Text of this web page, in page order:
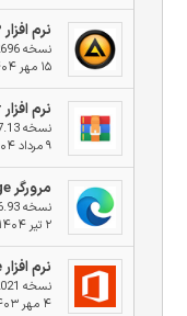
نرم افزار AIMP
نسخه v5.40.2696
۱۵ مهر ۱۴۰۴
نرم افزار Winrar
نسخه v7.13
۹ مرداد ۱۴۰۴
مرورگر Microsoft Edge
نسخه v137.0.3296.93
۲ تیر ۱۴۰۴
نرم افزار Microsoft Office
نسخه 2021 VL v2409 Build 18025.20096
۴ مهر ۱۴۰۳